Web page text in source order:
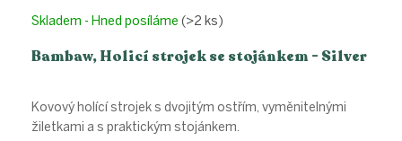
Bambaw, Holicí strojek se stojánkem - Silver
Skladem - Hned posíláme (>2 ks)
Kovový holící strojek s dvojitým ostřím, vyměnitelnými
žiletkami a s praktickým stojánkem.